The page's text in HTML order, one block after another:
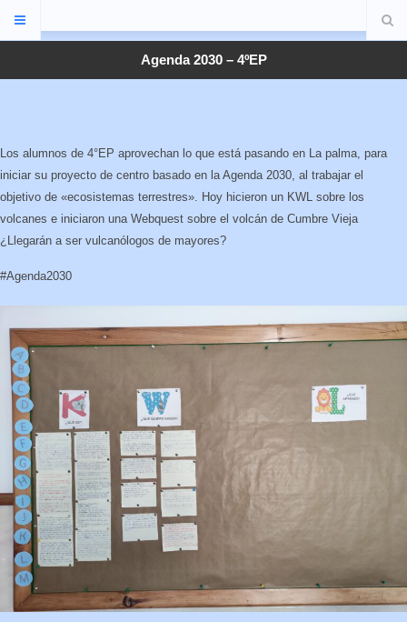
Agenda 2030 – 4ºEP
Los alumnos de 4°EP aprovechan lo que está pasando en La palma, para
iniciar su proyecto de centro basado en la Agenda 2030, al trabajar el
objetivo de «ecosistemas terrestres». Hoy hicieron un KWL sobre los
volcanes e iniciaron una Webquest sobre el volcán de Cumbre Vieja
¿Llegarán a ser vulcanólogos de mayores?
#Agenda2030